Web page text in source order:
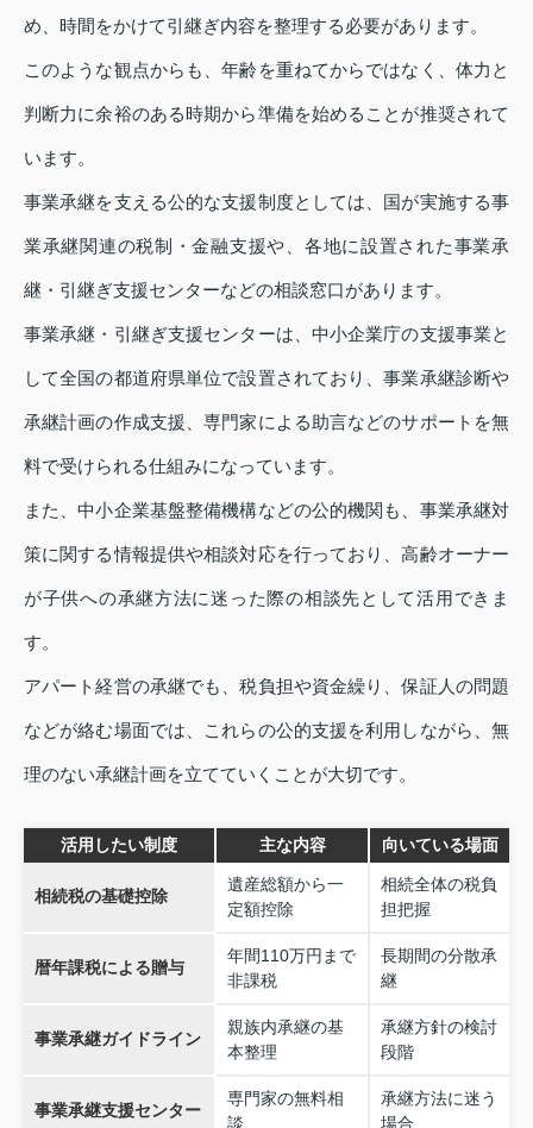
め、時間をかけて引継ぎ内容を整理する必要があります。
このような観点からも、年齢を重ねてからではなく、体力と
判断力に余裕のある時期から準備を始めることが推奨されて
います。
事業承継を支える公的な支援制度としては、国が実施する事
業承継関連の税制・金融支援や、各地に設置された事業承
継・引継ぎ支援センターなどの相談窓口があります。
事業承継・引継ぎ支援センターは、中小企業庁の支援事業と
して全国の都道府県単位で設置されており、事業承継診断や
承継計画の作成支援、専門家による助言などのサポートを無
料で受けられる仕組みになっています。
また、中小企業基盤整備機構などの公的機関も、事業承継対
策に関する情報提供や相談対応を行っており、高齢オーナー
が子供への承継方法に迷った際の相談先として活用できま
す。
アパート経営の承継でも、税負担や資金繰り、保証人の問題
などが絡む場面では、これらの公的支援を利用しながら、無
理のない承継計画を立てていくことが大切です。
活用したい制度 主な内容 向いている場面
相続税の基礎控除
遺産総額から一
定額控除
相続全体の税負
担把握
暦年課税による贈与
年間110万円まで
非課税
長期間の分散承
継
事業承継ガイドライン
親族内承継の基
本整理
承継方針の検討
段階
事業承継支援センター
専門家の無料相
談
承継方法に迷う
場合